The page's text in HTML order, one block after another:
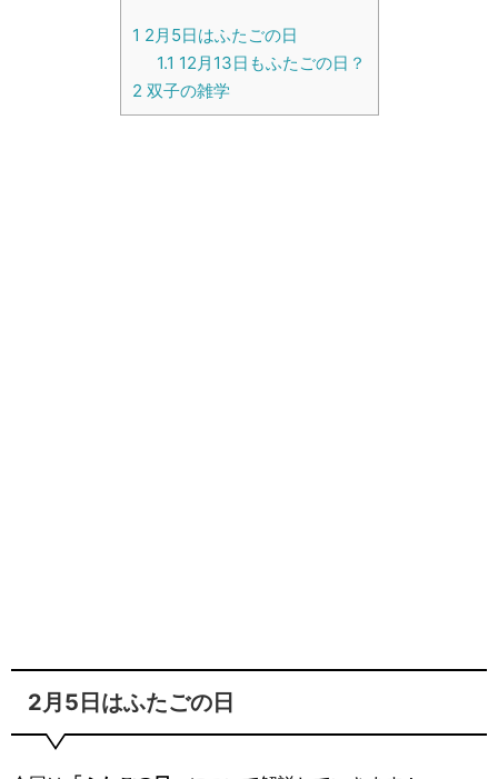
1 2月5日はふたごの日
1.1 12月13日もふたごの日？
2 双子の雑学
2月5日はふたごの日